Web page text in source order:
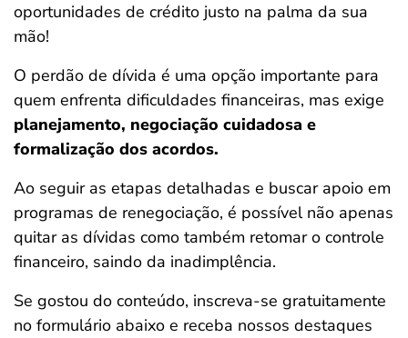
oportunidades de crédito justo na palma da sua
mão!
O perdão de dívida é uma opção importante para
quem enfrenta dificuldades financeiras, mas exige
planejamento, negociação cuidadosa e
formalização dos acordos.
Ao seguir as etapas detalhadas e buscar apoio em
programas de renegociação, é possível não apenas
quitar as dívidas como também retomar o controle
financeiro, saindo da inadimplência.
Se gostou do conteúdo, inscreva-se gratuitamente
no formulário abaixo e receba nossos destaques